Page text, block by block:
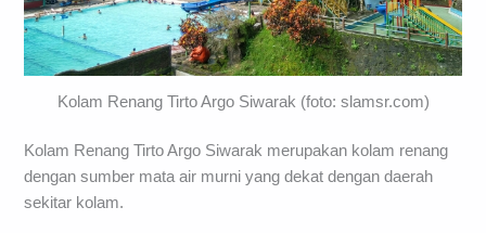
Kolam Renang Tirto Argo Siwarak (foto: slamsr.com)
Kolam Renang Tirto Argo Siwarak merupakan kolam renang
dengan sumber mata air murni yang dekat dengan daerah
sekitar kolam.